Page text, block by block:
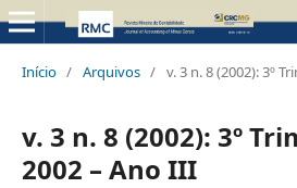
Início / Arquivos / v. 3 n. 8 (2002): 3º
v. 3 n. 8 (2002): 3º
2002 – Ano III